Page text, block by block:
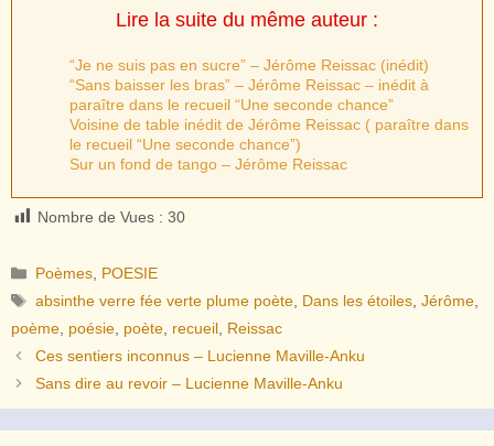
Lire la suite du même auteur :
“Je ne suis pas en sucre” – Jérôme Reissac (inédit)
“Sans baisser les bras” – Jérôme Reissac – inédit à
paraître dans le recueil “Une seconde chance”
Voisine de table inédit de Jérôme Reissac ( paraître dans
le recueil “Une seconde chance”)
Sur un fond de tango – Jérôme Reissac
Nombre de Vues : 30
Catégories
Poèmes POESIE
Étiquettes
absinthe verre fée verte plume poète Dans les étoiles ,Jérôme
poème poésie poète recueil Reissac
Ces sentiers inconnus – Lucienne Maville-Anku
Sans dire au revoir – Lucienne Maville-Anku